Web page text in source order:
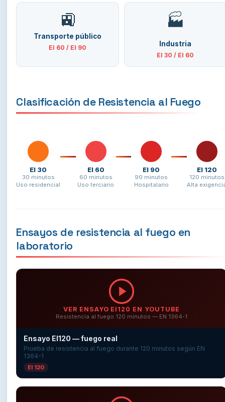
🚉
Transporte público
EI 60 / EI 90
🏭
Industria
EI 30 / EI 60
Clasificación de Resistencia al Fuego
EI 30
30 minutos
Uso residencial
EI 60
60 minutos
Uso terciario
EI 90
90 minutos
Hospitalario
EI 120
120 minutos
Alta
Ensayos de resistencia al fuego en
laboratorio
VER ENSAYO EI120 EN YOUTUBE
Resistencia al fuego 120 minutos — EN 1364-1
Ensayo EI120 — fuego real
Prueba de resistencia al fuego durante 120 minutos según EN
1364-1
EI 120